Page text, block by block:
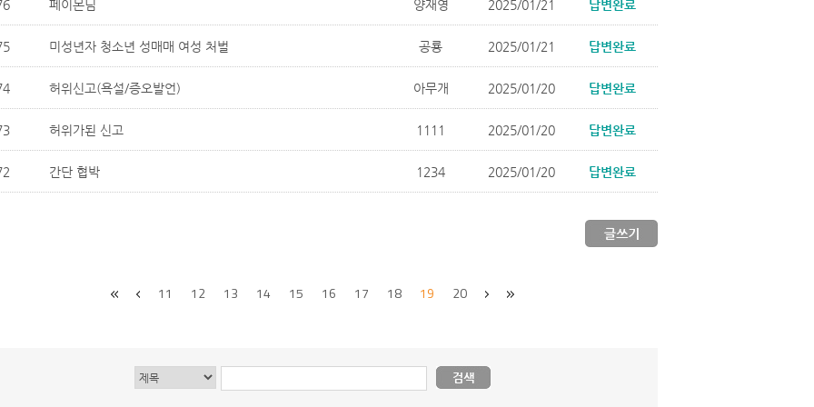
페이몬님 양재영 2025/01/21 답변완료
미성년자 청소년 성매매 여성 처벌 공룡 2025/01/21 답변완료
허위신고(욕설/증오발언) 아무개 2025/01/20 답변완료
허위가된 신고 1111 2025/01/20 답변완료
간단 협박 1234 2025/01/20 답변완료
11 12 13 14 15 16 17 18 19 20